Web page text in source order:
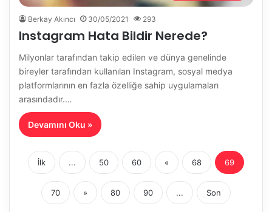
Berkay Akıncı 30/05/2021 293
Instagram Hata Bildir Nerede?
Milyonlar tarafından takip edilen ve dünya genelinde
bireyler tarafından kullanılan Instagram, sosyal medya
platformlarının en fazla özelliğe sahip uygulamaları
arasındadır.…
Devamını Oku »
İlk ... 50 60 « 68 69
70 » 80 90 ... Son